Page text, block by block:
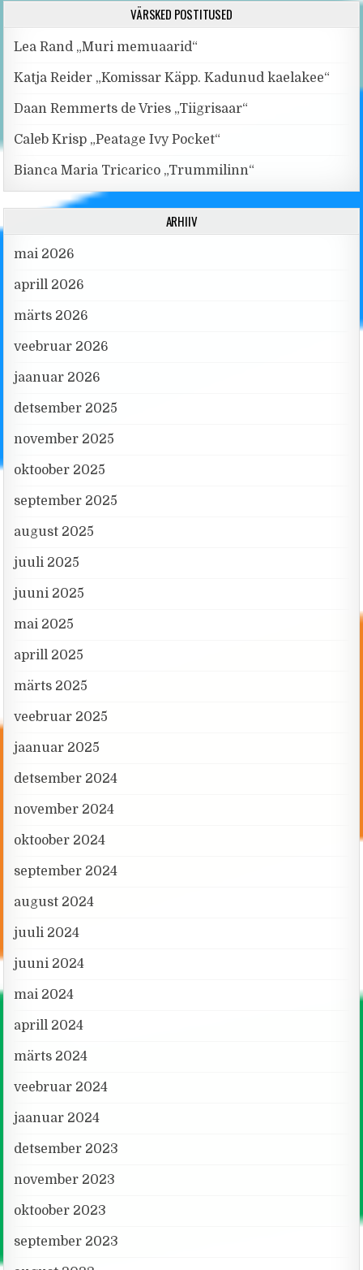
VÄRSKED POSTITUSED
Lea Rand „Muri memuaarid“
Katja Reider „Komissar Käpp. Kadunud kaelakee“
Daan Remmerts de Vries „Tiigrisaar“
Caleb Krisp „Peatage Ivy Pocket“
Bianca Maria Tricarico „Trummilinn“
ARHIIV
mai 2026
aprill 2026
märts 2026
veebruar 2026
jaanuar 2026
detsember 2025
november 2025
oktoober 2025
september 2025
august 2025
juuli 2025
juuni 2025
mai 2025
aprill 2025
märts 2025
veebruar 2025
jaanuar 2025
detsember 2024
november 2024
oktoober 2024
september 2024
august 2024
juuli 2024
juuni 2024
mai 2024
aprill 2024
märts 2024
veebruar 2024
jaanuar 2024
detsember 2023
november 2023
oktoober 2023
september 2023